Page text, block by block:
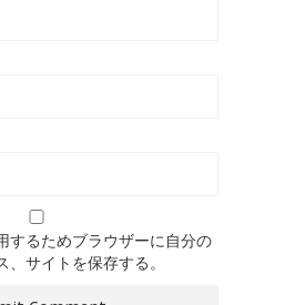
するためブラウザーに自分の
サイトを保存する。